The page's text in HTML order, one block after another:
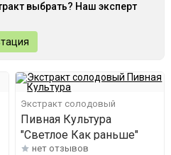
выбрать? Наш эксперт
Экстракт солодовый
Пивная Культура
"Светлое Как раньше"
нет отзывов